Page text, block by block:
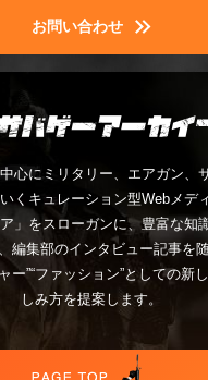
お問い合わせ
心にミリタリー、エアガン、
くキュレーション型Webメデ
」をスローガンに、豊富な知
編集部のインタビュー記事を
ー”“ファッション”としての新
しみ方を提案します。